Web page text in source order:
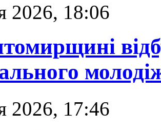
2026, 18:06
2026, 17:46